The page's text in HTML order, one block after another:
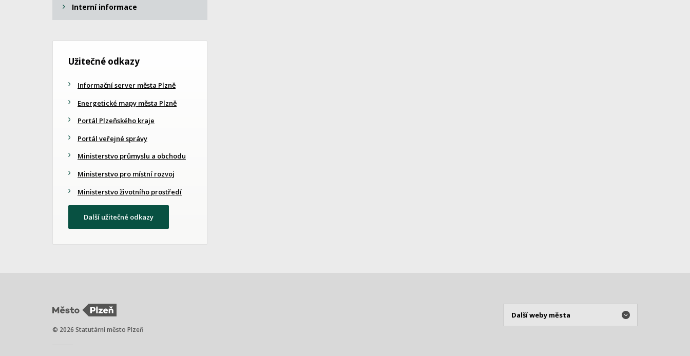
Interní informace
Užitečné odkazy
Informační server města Plzně
Energetické mapy města Plzně
Portál Plzeňského kraje
Portál veřejné správy
Ministerstvo průmyslu a obchodu
Ministerstvo pro místní rozvoj
Ministerstvo životního prostředí
Další užitečné odkazy
© 2026 Statutární město Plzeň